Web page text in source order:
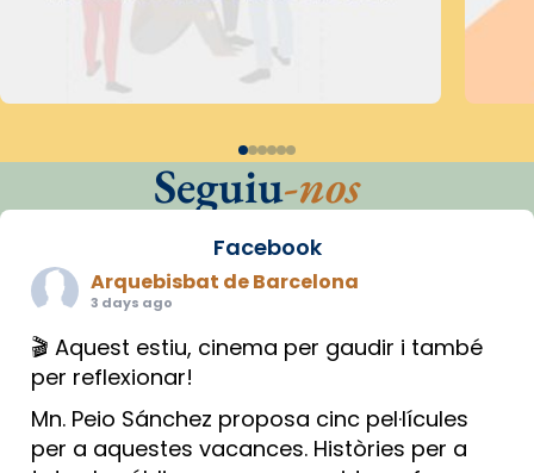
Seguiu-nos
Facebook
Arquebisbat de Barcelona
3 days ago
🎬 Aquest estiu, cinema per gaudir i també
per reflexionar!
Mn. Peio Sánchez proposa cinc pel·lícules
per a aquestes vacances. Històries per a